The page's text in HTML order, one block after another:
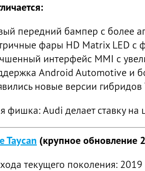
передний бампер с более
фары HD Matrix LED с
интерфейс MMI с
Android Automotive и
новые версии гибридов
фишка: Audi делает ставку
Taycan (крупное обновление
текущего поколения: